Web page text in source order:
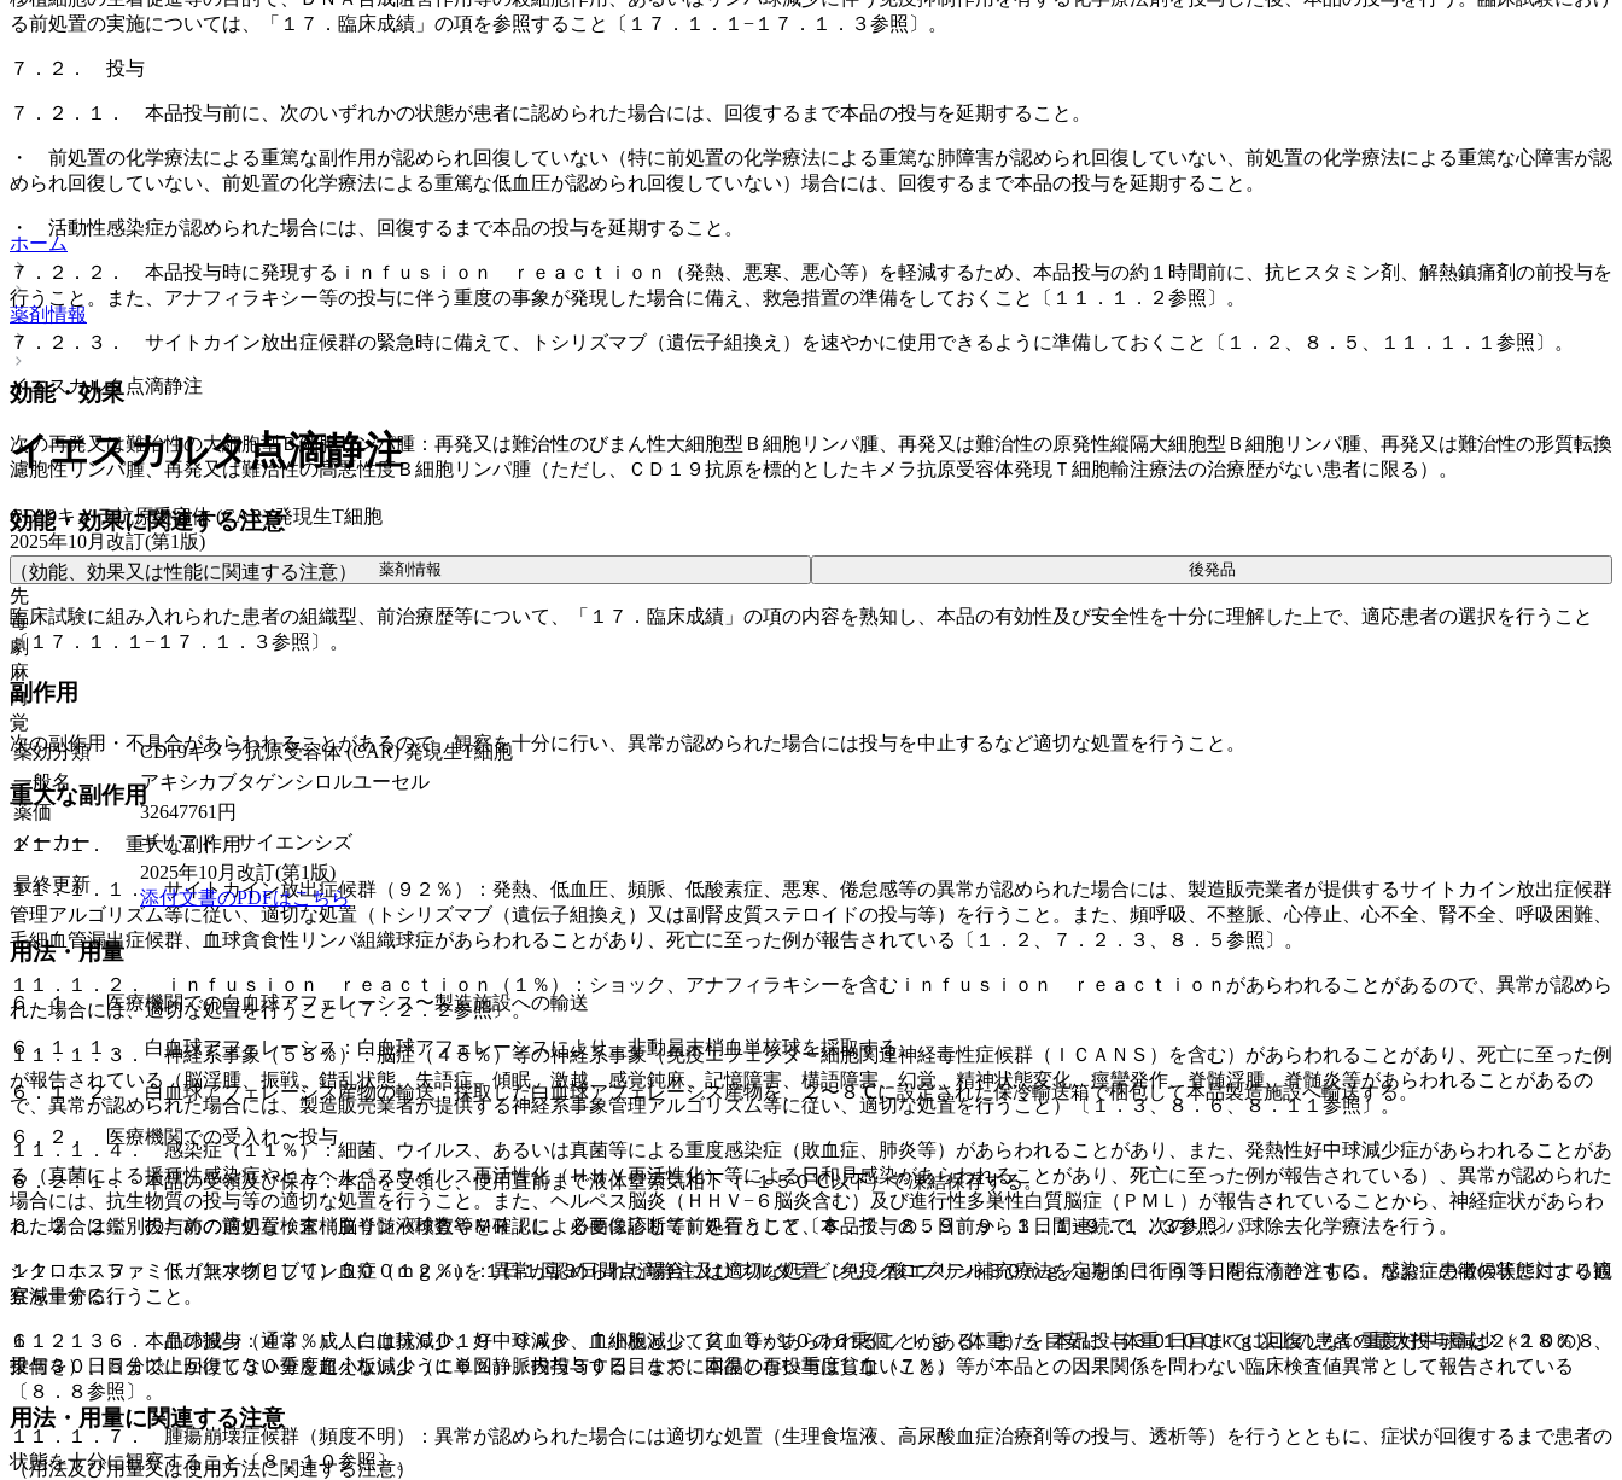
る前処置の実施については、「１７．臨床成績」の項を参照すること〔１７．１．１−１７．１．３参照〕。
７．２． 投与
７．２．１． 本品投与前に、次のいずれかの状態が患者に認められた場合には、回復するまで本品の投与を延期すること。
・ 前処置の化学療法による重篤な副作用が認められ回復していない（特に前処置の化学療法による重篤な肺障害が認められ回復していない、前処置の化学療法による重篤な心障害が認
められ回復していない、前処置の化学療法による重篤な低血圧が認められ回復していない）場合には、回復するまで本品の投与を延期すること。
・ 活動性感染症が認められた場合には、回復するまで本品の投与を延期すること。
７．２．２． 本品投与時に発現するｉｎｆｕｓｉｏｎ ｒｅａｃｔｉｏｎ（発熱、悪寒、悪心等）を軽減するため、本品投与の約１時間前に、抗ヒスタミン剤、解熱鎮痛剤の前投与を
行うこと。また、アナフィラキシー等の投与に伴う重度の事象が発現した場合に備え、救急措置の準備をしておくこと〔１１．１．２参照〕。
７．２．３． サイトカイン放出症候群の緊急時に備えて、トシリズマブ（遺伝子組換え）を速やかに使用できるように準備しておくこと〔１．２、８．５、１１．１．１参照〕。
効能・効果
次の再発又は難治性の大細胞型Ｂ細胞リンパ腫：再発又は難治性のびまん性大細胞型Ｂ細胞リンパ腫、再発又は難治性の原発性縦隔大細胞型Ｂ細胞リンパ腫、再発又は難治性の形質転換
濾胞性リンパ腫、再発又は難治性の高悪性度Ｂ細胞リンパ腫（ただし、ＣＤ１９抗原を標的としたキメラ抗原受容体発現Ｔ細胞輸注療法の治療歴がない患者に限る）。
効能・効果に関連する注意
（効能、効果又は性能に関連する注意）
臨床試験に組み入れられた患者の組織型、前治療歴等について、「１７．臨床成績」の項の内容を熟知し、本品の有効性及び安全性を十分に理解した上で、適応患者の選択を行うこと
〔１７．１．１−１７．１．３参照〕。
副作用
次の副作用・不具合があらわれることがあるので、観察を十分に行い、異常が認められた場合には投与を中止するなど適切な処置を行うこと。
重大な副作用
１１．１． 重大な副作用
１１．１．１． サイトカイン放出症候群（９２％）：発熱、低血圧、頻脈、低酸素症、悪寒、倦怠感等の異常が認められた場合には、製造販売業者が提供するサイトカイン放出症候群
管理アルゴリズム等に従い、適切な処置（トシリズマブ（遺伝子組換え）又は副腎皮質ステロイドの投与等）を行うこと。また、頻呼吸、不整脈、心停止、心不全、腎不全、呼吸困難、
毛細血管漏出症候群、血球貪食性リンパ組織球症があらわれることがあり、死亡に至った例が報告されている〔１．２、７．２．３、８．５参照〕。
１１．１．２． ｉｎｆｕｓｉｏｎ ｒｅａｃｔｉｏｎ（１％）：ショック、アナフィラキシーを含むｉｎｆｕｓｉｏｎ ｒｅａｃｔｉｏｎがあらわれることがあるので、異常が認めら
れた場合には、適切な処置を行うこと〔７．２．２参照〕。
１１．１．３． 神経系事象（５５％）：脳症（４８％）等の神経系事象（免疫エフェクター細胞関連神経毒性症候群（ＩＣＡＮＳ）を含む）があらわれることがあり、死亡に至った例
が報告されている（脳浮腫、振戦、錯乱状態、失語症、傾眠、激越、感覚鈍麻、記憶障害、構語障害、幻覚、精神状態変化、痙攣発作、脊髄浮腫、脊髄炎等があらわれることがあるの
で、異常が認められた場合には、製造販売業者が提供する神経系事象管理アルゴリズム等に従い、適切な処置を行うこと）〔１．３、８．６、８．１１参照〕。
１１．１．４． 感染症（１１％）：細菌、ウイルス、あるいは真菌等による重度感染症（敗血症、肺炎等）があらわれることがあり、また、発熱性好中球減少症があらわれることがあ
る（真菌による播種性感染症やヒトヘルペスウイルス再活性化（ＨＨＶ再活性化）等による日和見感染があらわれることがあり、死亡に至った例が報告されている）、異常が認められた
場合には、抗生物質の投与等の適切な処置を行うこと。また、ヘルペス脳炎（ＨＨＶ−６脳炎含む）及び進行性多巣性白質脳症（ＰＭＬ）が報告されていることから、神経症状があらわ
れた場合は鑑別のための適切な検査（脳脊髄液検査やＭＲＩによる画像診断等）を行うこと〔８．７、８．９、９．１．１−９．１．３参照〕。
１１．１．５． 低ガンマグロブリン血症（１２％）：異常が認められた場合には適切な処置（免疫グロブリン補充療法を定期的に行う等）を行うとともに、感染症の徴候等に対する観
察を十分に行うこと。
１１．１．６． 血球減少（４３％）：白血球減少、好中球減少、血小板減少、貧血等があらわれることがある。また、本品投与３０日目までに回復しない重度好中球減少（２８％）、
投与３０日目までに回復しない重度血小板減少（１６％）、投与３０日目までに回復しない重度貧血（７％）等が本品との因果関係を問わない臨床検査値異常として報告されている
〔８．８参照〕。
１１．１．７． 腫瘍崩壊症候群（頻度不明）：異常が認められた場合には適切な処置（生理食塩液、高尿酸血症治療剤等の投与、透析等）を行うとともに、症状が回復するまで患者の
状態を十分に観察すること〔８．１０参照〕。
ホーム
薬剤情報
イエスカルタ点滴静注
イエスカルタ点滴静注
CD19キメラ抗原受容体 (CAR) 発現生T細胞
2025年10月改訂(第1版)
薬剤情報 後発品
先
毒
劇
麻
向
覚
薬効分類
CD19キメラ抗原受容体 (CAR) 発現生T細胞
一般名
アキシカブタゲンシロルユーセル
薬価
32647761 円
メーカー
ギリアド・サイエンシズ
最終更新
2025年10月改訂(第1版)
添付文書のPDFはこちら
用法・用量
６．１． 医療機関での白血球アフェレーシス〜製造施設への輸送
６．１．１． 白血球アフェレーシス：白血球アフェレーシスにより、非動員末梢血単核球を採取する。
６．１．２． 白血球アフェレーシス産物の輸送：採取した白血球アフェレーシス産物を、２〜８℃に設定された保冷輸送箱で梱包して本品製造施設へ輸送する。
６．２． 医療機関での受入れ〜投与
６．２．１． 本品の受領及び保存：本品を受領し、使用直前まで液体窒素気相下（−１５０℃以下）で凍結保存する。
６．２．２． 投与前の前処置：末梢血リンパ球数等を確認し、必要に応じて前処置として、本品投与の５日前から３日間連続で、次のリンパ球除去化学療法を行う。
シクロホスファミド（無水物として）５００ｍｇ／uを１日１回３日間点滴静注及びフルダラビンリン酸エステル３０ｍｇ／uを１日１回３日間点滴静注する。なお、患者の状態により適
宜減量する。
６．２．３． 本品の投与：通常、成人には抗ＣＤ１９ ＣＡＲ Ｔ細胞として２．０×１０の６乗個／ｋｇ（体重）を目安に（体重１００ｋｇ以上の患者の最大投与量は２×１０の８
乗個を）、５分以上かけて３０分を超えないように単回静脈内投与する。なお、本品の再投与はしないこと。
用法・用量に関連する注意
（用法及び用量又は使用方法に関連する注意）